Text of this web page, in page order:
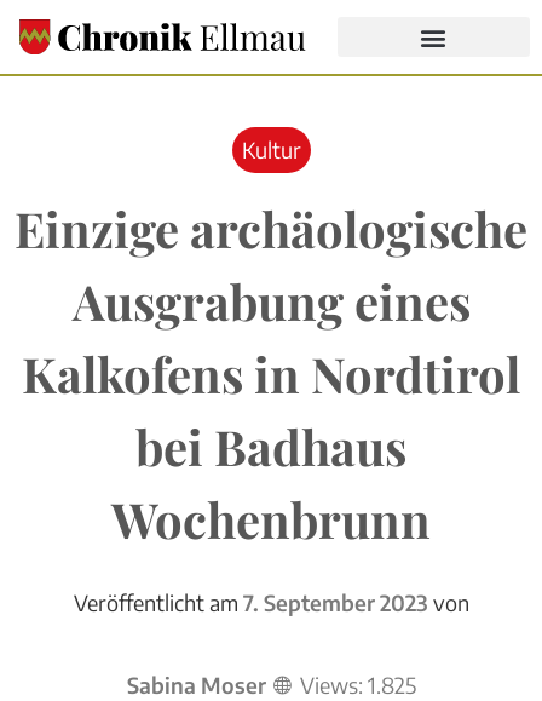
Kultur
Einzige archäologische
Ausgrabung eines
Kalkofens in Nordtirol
bei Badhaus
Wochenbrunn
Veröffentlicht am 7. September 2023 von
Sabina Moser Views: 1.825